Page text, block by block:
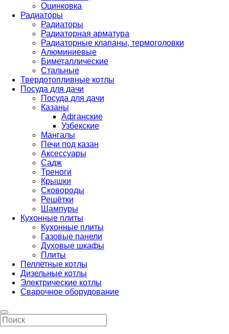
Оцинковка
Радиаторы
Радиаторы
Радиаторная арматура
Радиаторные клапаны, термоголовки
Алюминиевые
Биметаллические
Стальные
Твердотопливные котлы
Посуда для дачи
Посуда для дачи
Казаны
Афганские
Узбекские
Мангалы
Печи под казан
Аксессуары
Садж
Треноги
Крышки
Сковороды
Решётки
Шампуры
Кухонные плиты
Кухонные плиты
Газовые панели
Духовые шкафы
Плиты
Пеллетные котлы
Дизельные котлы
Электрические котлы
Сварочное оборудование